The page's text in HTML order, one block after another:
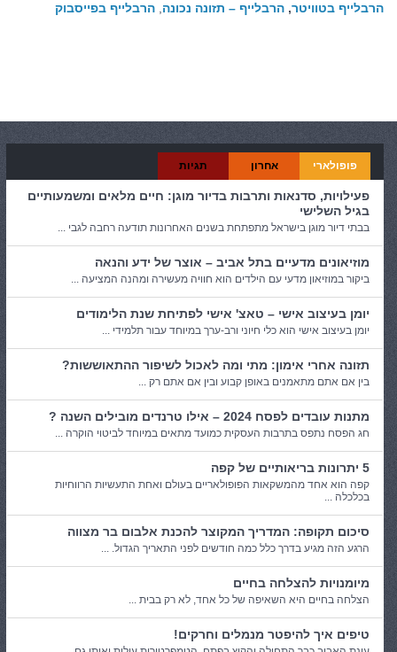
הרבלייף בטוויטר, הרבלייף – תזונה נכונה הרבלייף בפייסבוק
פופולארי אחרון תגיות
פעילויות, סדנאות ותרבות בדיור מוגן: חיים מלאים ומשמעותיים
בגיל השלישי
בבתי דיור מוגן בישראל מתפתחת בשנים האחרונות תודעה רחבה לגבי ...
מוזיאונים מדעיים בתל אביב – אוצר של ידע והנאה
ביקור במוזיאון מדעי עם הילדים הוא חוויה מעשירה ומהנה המציעה ...
יומן בעיצוב אישי – טאצ' אישי לפתיחת שנת הלימודים
יומן בעיצוב אישי הוא כלי חיוני ורב-ערך במיוחד עבור תלמידי ...
תזונה אחרי אימון: מתי ומה לאכול לשיפור ההתאוששות?
בין אם אתם מתאמנים באופן קבוע ובין אם אתם רק ...
מתנות עובדים לפסח 2024 – אילו טרנדים מובילים השנה ?
חג הפסח נתפס בתרבות העסקית כמועד מתאים במיוחד לביטוי הוקרה ...
5 יתרונות בריאותיים של קפה
קפה הוא אחד מהמשקאות הפופולאריים בעולם ואחת התעשיות הרווחיות
בכלכלה ...
סיכום תקופה: המדריך המקוצר להכנת אלבום בר מצווה
הרגע הזה מגיע בדרך כלל כמה חודשים לפני התאריך הגדול. ...
מיומנויות להצלחה בחיים
הצלחה בחיים היא השאיפה של כל אחד, לא רק בבית ...
טיפים איך להיפטר מנמלים וחרקים!